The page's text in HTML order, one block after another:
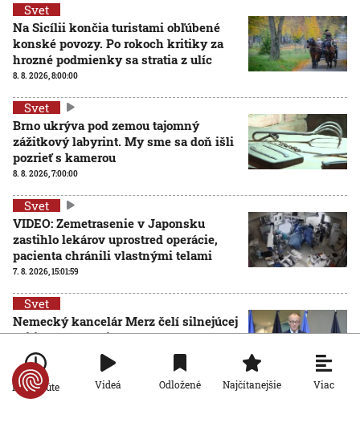
Svet
Na Sicílii končia turistami obľúbené
konské povozy. Po rokoch kritiky za
hrozné podmienky sa stratia z ulíc
8. 8. 2026, 8:00:00
Svet
Brno ukrýva pod zemou tajomný
zážitkový labyrint. My sme sa doň išli
pozrieť s kamerou
8. 8. 2026, 7:00:00
Svet
VIDEO: Zemetrasenie v Japonsku
zastihlo lekárov uprostred operácie,
pacienta chránili vlastnými telami
7. 8. 2026, 15:01:59
Svet
Nemecký kancelár Merz čelí silnejúcej
kritike pre štátnickú neschopnosť.
Jeho dôvera v udržanie jednotnosti
klesá
7. 8. 2026, 14:44:23
Po minúte Videá Odložené Najčítanejšie Viac